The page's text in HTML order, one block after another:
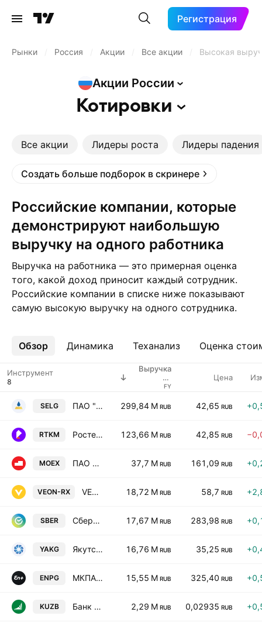
Регистрация
Рынки Россия Акции Все акции Высокая
Акции России
Котировки
Все акции Лидеры роста Лидеры падения
Создать больше подборок в скринере
Российские компании, которые
демонстрируют наибольшую
выручку на одного работника
Выручка на работника — это примерная оценка
того, какой доход приносит каждый сотрудник.
Российские компании в списке ниже показывают
самую высокую выручку на одного сотрудника.
Обзор Динамика Теханализ Оценка
Ещё
Инструмент
Выручка
на
работника
FY
Цена
SELG ПАО "Селигдар" - обыкн. 299,84 M RUB 42,65 RUB
RTKM Ростелеком (ПАО) ао. 123,66 M RUB 42,85 RUB
MOEX ПАО Московская Биржа 37,7 M RUB 161,09 RUB
VEON-RX VEON Ltd. ORD SHS 18,72 M RUB 58,7 RUB
SBER Сбербанк России ПАО - обыкн. 17,67 M RUB 283,98 RUB
YAKG Якутская топл.-энерг. комп. - обыкн. 16,76 M RUB 35,25 RUB
ENPG МКПАО ЭН+ ГРУП - обыкн. 15,55 M RUB 325,40 RUB
KUZB Банк "Кузнецкий" ПАО - обыкн. 2,29 M RUB 0,02935 RUB